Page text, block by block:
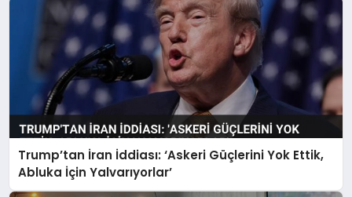
Trump’tan İran İddiası: ‘Askeri Güçlerini Yok Ettik,
Abluka İçin Yalvarıyorlar’